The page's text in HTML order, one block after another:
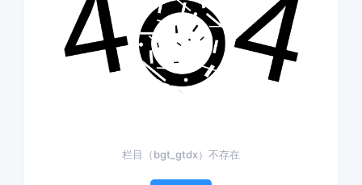
栏目（bgt_gtdx）不存在